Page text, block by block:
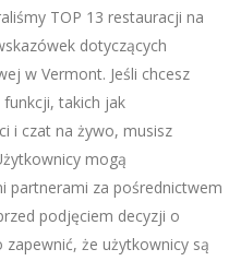
TOP 13 restauracji na
dotyczących
w Vermont. Jeśli chcesz
takich jak
i czat na żywo, musisz
mogą
partnerami za pośrednictwem
podjęciem decyzji o
że użytkownicy są